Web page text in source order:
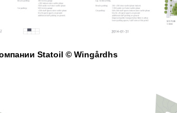
Statoil © Wingårdhs